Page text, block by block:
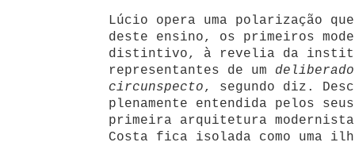
Lúcio opera uma polarização
deste ensino, os primeiros
distintivo, à revelia da
representantes de um
circunspecto, segundo diz.
plenamente entendida pelos
primeira arquitetura
Costa fica isolada como uma